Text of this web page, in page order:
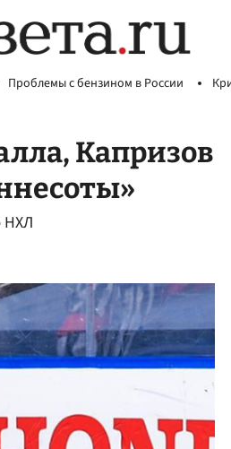
Проблемы с бензином в России
Капризов
НХЛ